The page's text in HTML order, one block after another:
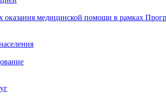
медицинской помощи в рамках